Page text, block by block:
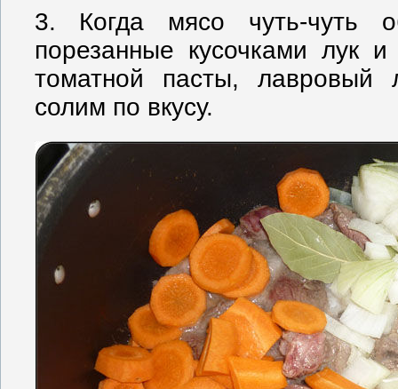
3. Когда мясо чуть-чуть
порезанные кусочками лук
томатной пасты, лавровый
солим по вкусу.